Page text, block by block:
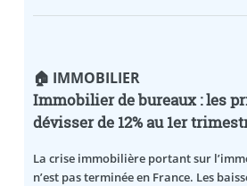
🏠 IMMOBILIER
Immobilier de bureaux : les
dévisser de 12% au 1er
La crise immobilière portant sur
n’est pas terminée en France. Les